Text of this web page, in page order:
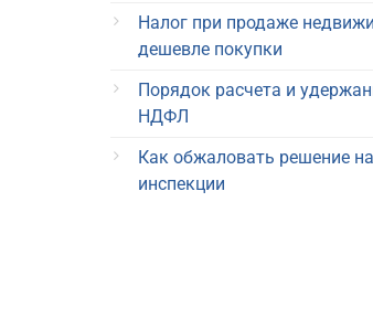
Налог при продаже
дешевле покупки
Порядок расчета и
НДФЛ
Как обжаловать решение
инспекции